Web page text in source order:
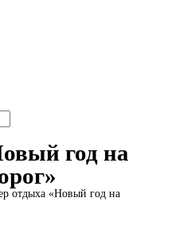
год на
отдыха «Новый год на